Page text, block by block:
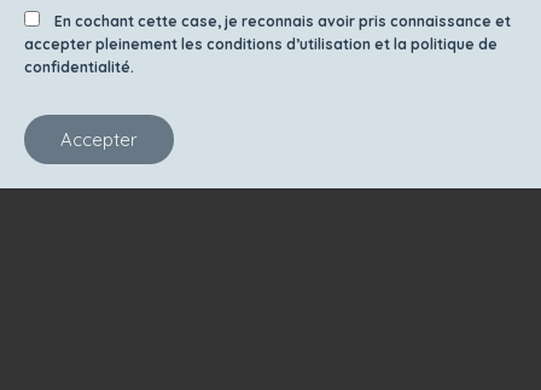
En cochant cette case, je reconnais avoir pris connaissance et
accepter pleinement les conditions d’utilisation et la politique de
confidentialité.
Accepter